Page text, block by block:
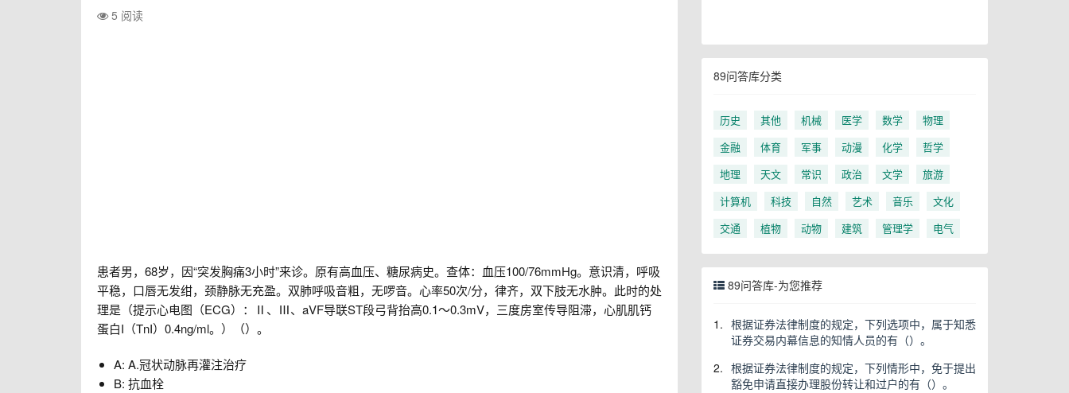
5 阅读
患者男，68岁，因“突发胸痛3小时”来诊。原有高血压、糖尿病史。查体：血压100/76mmHg。意识清，呼吸
平稳，口唇无发绀，颈静脉无充盈。双肺呼吸音粗，无啰音。心率50次/分，律齐，双下肢无水肿。此时的处
理是（提示心电图（ECG）：Ⅱ、Ⅲ、aVF导联ST段弓背抬高0.1～0.3mV，三度房室传导阻滞，心肌肌钙
蛋白I（TnI）0.4ng/ml。）（）。
A: A.冠状动脉再灌注治疗
B: 抗血栓
89问答库分类
历史 其他 机械 医学 数学
物理
金融
体育 军事 动漫 化学
哲学
地理
天文 常识 政治 文学
旅游
计算机
科技 自然 艺术 音乐
文化
交通
植物 动物 建筑 管理学 电气
89问答库-为您推荐
1. 根据证券法律制度的规定，下列选项中，属于知悉
证券交易内幕信息的知情人员的有（）。
2. 根据证券法律制度的规定，下列情形中，免于提出
豁免申请直接办理股份转让和过户的有（）。